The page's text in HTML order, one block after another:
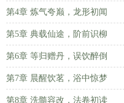
第4章 炼气夸巅，龙形初闻
第5章 典载仙途，阶前识柳
第6章 等归赠丹，误饮醉倒
第7章 晨醒饮茗，浴中惊梦
第8章 洗髓容改，法卷初读